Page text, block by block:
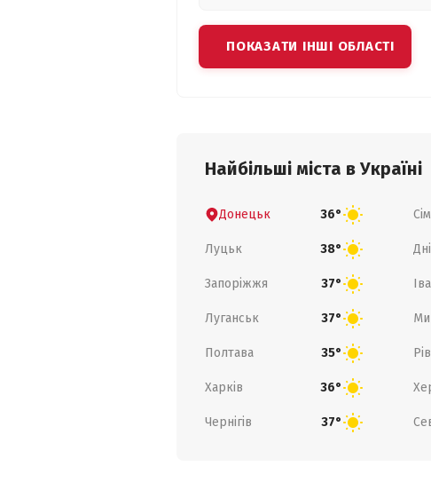
ПОКАЗАТИ ІНШІ ОБЛАСТІ
Найбільші міста в Україні
Донецьк 36°
Луцьк 38°
Запоріжжя 37°
Луганськ 37°
Полтава 35°
Харків 36°
Чернігів 37°